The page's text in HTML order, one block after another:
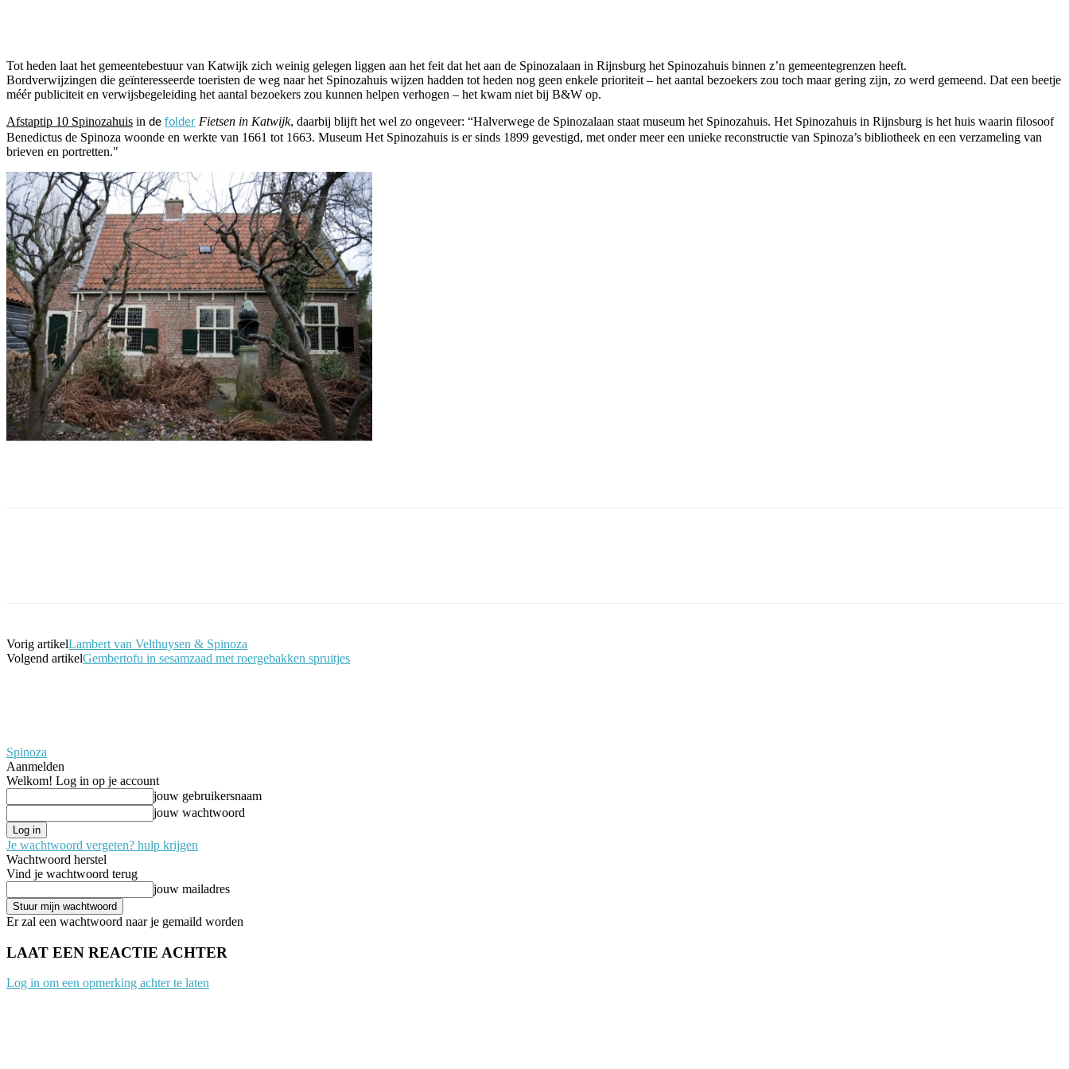
Tot heden laat het gemeentebestuur van Katwijk zich weinig gelegen liggen aan het feit dat het aan de Spinozalaan in Rijnsburg het Spinozahuis binnen z’n gemeentegrenzen heeft.
Bordverwijzingen die geïnteresseerde toeristen de weg naar het Spinozahuis wijzen hadden tot heden nog geen enkele prioriteit – het aantal bezoekers zou toch maar gering zijn, zo werd gemeend. Dat een beetje
méér publiciteit en verwijsbegeleiding het aantal bezoekers zou kunnen helpen verhogen – het kwam niet bij B&W op.
Afstaptip 10 Spinozahuis in de folder Fietsen in Katwijk, daarbij blijft het wel zo ongeveer: “Halverwege de Spinozalaan staat museum het Spinozahuis. Het Spinozahuis in Rijnsburg is het huis waarin filosoof
Benedictus de Spinoza woonde en werkte van 1661 tot 1663. Museum Het Spinozahuis is er sinds 1899 gevestigd, met onder meer een unieke reconstructie van Spinoza’s bibliotheek en een verzameling van
brieven en portretten."
Vorig artikelLambert van Velthuysen & Spinoza
Volgend artikelGembertofu in sesamzaad met roergebakken spruitjes
Spinoza
Aanmelden
Welkom! Log in op je account
jouw gebruikersnaam
jouw wachtwoord
Je wachtwoord vergeten? hulp krijgen
Wachtwoord herstel
Vind je wachtwoord terug
jouw mailadres
Er zal een wachtwoord naar je gemaild worden
LAAT EEN REACTIE ACHTER
Log in om een opmerking achter te laten